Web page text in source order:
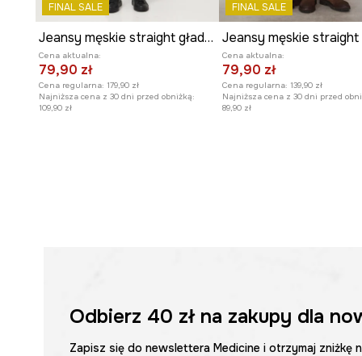
FINAL SALE
Jeansy męskie straight gładkie
Cena aktualna:
79,90 zł
Cena regularna: 179,90 zł
Najniższa cena z 30 dni przed obniżką:
109,90 zł
FINAL SALE
Cena aktualna:
79,90 zł
Cena regularna: 139,90 zł
Najniższa cena z 30 dni przed
89,90 zł
Odbierz 40 złna zakupy dla
Zapisz się do newslettera Medicine i otrzymaj zniżkę